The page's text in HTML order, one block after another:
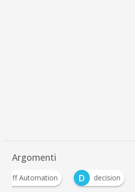
Argomenti
Automation D decision